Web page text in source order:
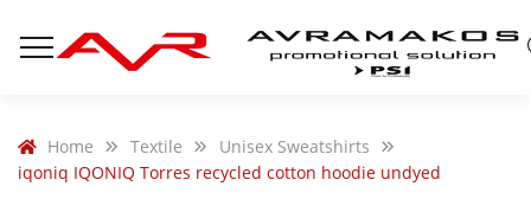
Home Textile
Unisex Sweatshirts
iqoniq IQONIQ Torres recycled cotton hoodie undyed